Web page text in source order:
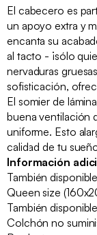
El cabecero es
un apoyo extra y
encanta su
al tacto - ¡sólo
nervaduras
sofisticación,
El somier de
buena ventilación
uniforme. Esto
calidad de tu
Información
También
Queen size
También
Colchón no